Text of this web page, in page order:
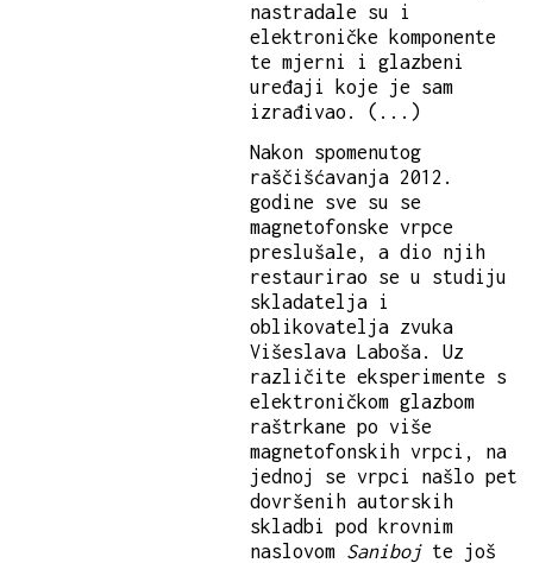
nastradale su i
elektroničke komponente
te mjerni i glazbeni
uređaji koje je sam
izrađivao. (...)
Nakon spomenutog
raščišćavanja 2012.
godine sve su se
magnetofonske vrpce
preslušale, a dio njih
restaurirao se u studiju
skladatelja i
oblikovatelja zvuka
Višeslava Laboša. Uz
različite eksperimente s
elektroničkom glazbom
raštrkane po više
magnetofonskih vrpci, na
jednoj se vrpci našlo pet
dovršenih autorskih
skladbi pod krovnim
naslovom Sanibojte još